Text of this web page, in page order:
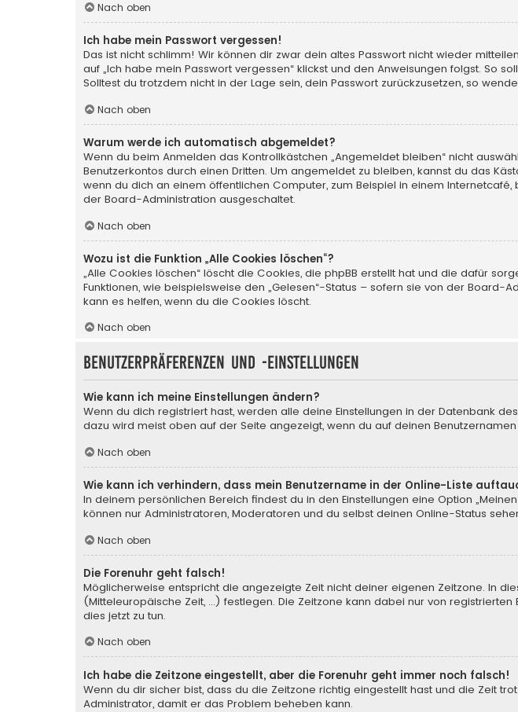
Nach oben
Ich habe mein Passwort vergessen!
Das ist nicht schlimm! Wir können dir zwar dein altes Passwort nicht wieder
auf „Ich habe mein Passwort vergessen“ klickst und den Anweisungen folgst. So
Solltest du trotzdem nicht in der Lage sein, dein Passwort zurückzusetzen, so
Nach oben
Warum werde ich automatisch abgemeldet?
Wenn du beim Anmelden das Kontrollkästchen „Angemeldet bleiben“ nicht
Benutzerkontos durch einen Dritten. Um angemeldet zu bleiben, kannst du das
wenn du dich an einem öffentlichen Computer, zum Beispiel in einem
der Board-Administration ausgeschaltet.
Nach oben
Wozu ist die Funktion „Alle Cookies löschen“?
„Alle Cookies löschen“ löscht die Cookies, die phpBB erstellt hat und die dafür
Funktionen, wie beispielsweise den „Gelesen“-Status – sofern sie von der
kann es helfen, wenn du die Cookies löscht.
Nach oben
Benutzerpräferenzen und -einstellungen
Wie kann ich meine Einstellungen ändern?
Wenn du dich registriert hast, werden alle deine Einstellungen in der Datenbank
dazu wird meist oben auf der Seite angezeigt, wenn du auf deinen
Nach oben
Wie kann ich verhindern, dass mein Benutzername in der Online-Liste
In deinem persönlichen Bereich findest du in den Einstellungen eine Option
können nur Administratoren, Moderatoren und du selbst deinen Online-Status
Nach oben
Die Forenuhr geht falsch!
Möglicherweise entspricht die angezeigte Zeit nicht deiner eigenen Zeitzone. In
(Mitteleuropäische Zeit, ...) festlegen. Die Zeitzone kann dabei nur von
dies jetzt zu tun.
Nach oben
Ich habe die Zeitzone eingestellt, aber die Forenuhr geht immer noch falsch!
Wenn du dir sicher bist, dass du die Zeitzone richtig eingestellt hast und die Zeit
Administrator, damit er das Problem beheben kann.